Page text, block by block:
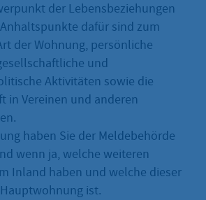
der Lebensbeziehungen
dafür sind zum
der Wohnung, persönliche
und
Aktivitäten sowie die
in Vereinen und anderen
haben Sie der Meldebehörde
wenn ja, welche weiteren
Inland haben und welche dieser
ist.